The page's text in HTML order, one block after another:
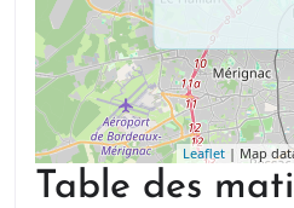
Leaflet | Map
Table des